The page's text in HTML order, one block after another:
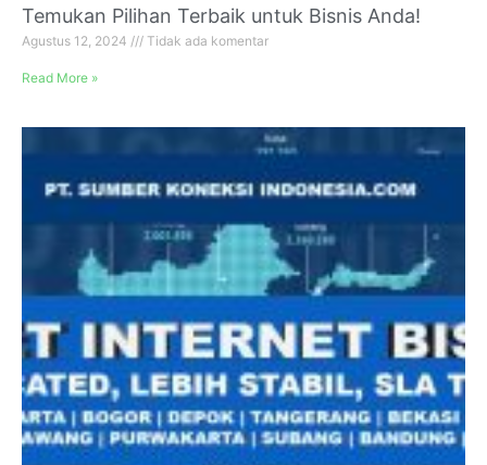
Temukan Pilihan Terbaik untuk Bisnis Anda!
Agustus 12, 2024 Tidak ada komentar
Read More »